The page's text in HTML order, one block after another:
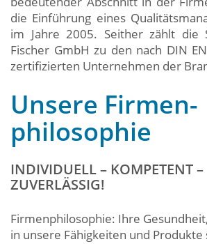
die Einführung eines
im Jahre 2005. Seither zählt die
Fischer GmbH zu den nach DIN
zertifizierten Unternehmen der
Unsere Firmen-
philosophie
INDIVIDUELL – KOMPETENT –
ZUVERLÄSSIG!
Firmenphilosophie: Ihre
in unsere Fähigkeiten und Produkte